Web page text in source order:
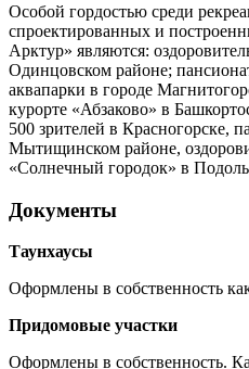
Особой гордостью среди
спроектированных и
Арктур» являются:
Одинцовском районе;
аквапарки в городе
курорте «Абзаково» в
500 зрителей в Красногорске,
Мытищинском районе,
«Солнечный городок» в
Документы
Таунхаусы
Оформлены в собственность
Придомовые участки
Оформлены в собственность.